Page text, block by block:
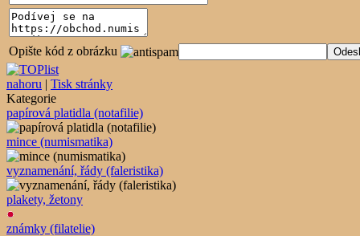
Opište kód z obrázku
nahoru | Tisk stránky
Kategorie
papírová platidla (notafilie)
mince (numismatika)
vyznamenání, řády (faleristika)
plakety, žetony
známky (filatelie)